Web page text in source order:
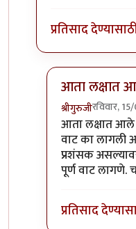
प्रतिसाद
आता लक्षात
श्रीगुरुजीरविवार,
In reply to
आता लक्षात आले
वाट का
प्रशंसक
पूर्ण वाट लागणे.
प्रतिसाद